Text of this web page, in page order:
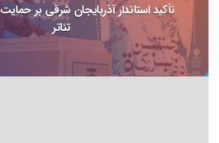
تأکید استاندار آذربایجان شرقی بر
تئاتر